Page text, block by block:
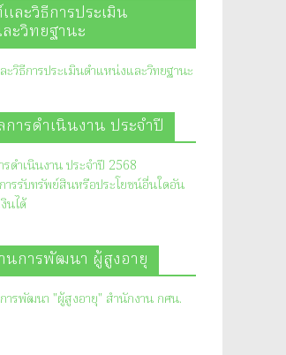
ละวิธีการประเมิน
ะวิทยฐานะ
วิธีการประเมินตำแหน่งและวิทยฐานะ
ารดำเนินงาน ประจำปี
รดำเนินงาน ประจำปี 2568
ารรับทรัพย์สินหรือประโยชน์อื่นใดอัน
นได้
นการพัฒนา ผู้สูงอายุ
ารพัฒนา "ผู้สูงอายุ" สำนักงาน กศน.